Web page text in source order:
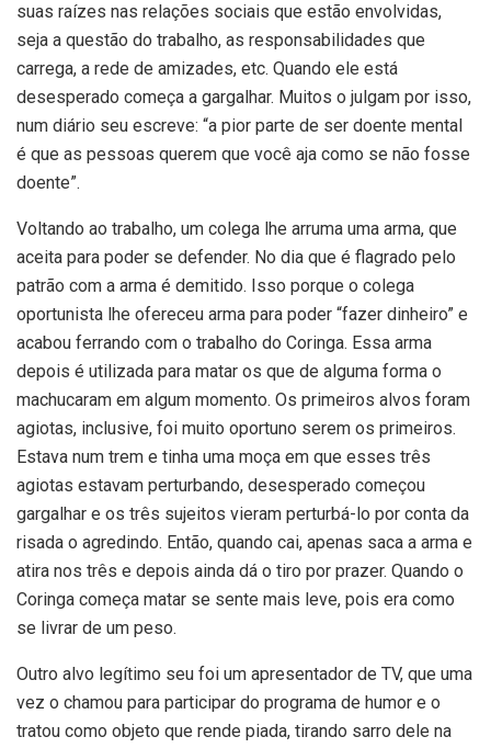
suas raízes nas relações sociais que estão envolvidas,
seja a questão do trabalho, as responsabilidades que
carrega, a rede de amizades, etc. Quando ele está
desesperado começa a gargalhar. Muitos o julgam por isso,
num diário seu escreve: “a pior parte de ser doente mental
é que as pessoas querem que você aja como se não fosse
doente”.
Voltando ao trabalho, um colega lhe arruma uma arma, que
aceita para poder se defender. No dia que é flagrado pelo
patrão com a arma é demitido. Isso porque o colega
oportunista lhe ofereceu arma para poder “fazer dinheiro” e
acabou ferrando com o trabalho do Coringa. Essa arma
depois é utilizada para matar os que de alguma forma o
machucaram em algum momento. Os primeiros alvos foram
agiotas, inclusive, foi muito oportuno serem os primeiros.
Estava num trem e tinha uma moça em que esses três
agiotas estavam perturbando, desesperado começou
gargalhar e os três sujeitos vieram perturbá-lo por conta da
risada o agredindo. Então, quando cai, apenas saca a arma e
atira nos três e depois ainda dá o tiro por prazer. Quando o
Coringa começa matar se sente mais leve, pois era como
se livrar de um peso.
Outro alvo legítimo seu foi um apresentador de TV, que uma
vez o chamou para participar do programa de humor e o
tratou como objeto que rende piada, tirando sarro dele na